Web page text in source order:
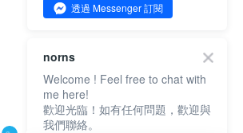
透過 Messenger 訂閱
norns
Welcome ! Feel free to chat with
me here!
歡迎光臨！如有任何問題，歡迎與
我們聯絡。